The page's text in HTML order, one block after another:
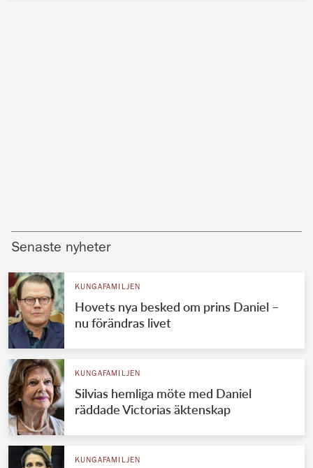
Senaste nyheter
KUNGAFAMILJEN
Hovets nya besked om prins Daniel –
nu förändras livet
KUNGAFAMILJEN
Silvias hemliga möte med Daniel
räddade Victorias äktenskap
KUNGAFAMILJEN